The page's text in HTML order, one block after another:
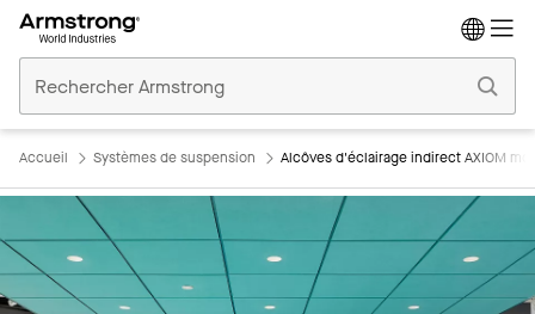
Plafonds
Commerciaux
Accueil Systèmes de suspension Alcôves d'éclairage indirect AXIOM